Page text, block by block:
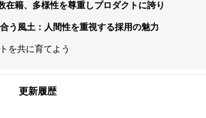
籍、多様性を尊重しプロダクトに誇り
う風土：人間性を重視する採用の魅力
を共に育てよう
更新履歴